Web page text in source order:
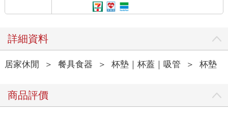
詳細資料
居家休閒 ＞ 餐具食器 ＞ 杯墊｜杯蓋｜吸管 ＞ 杯墊
商品評價